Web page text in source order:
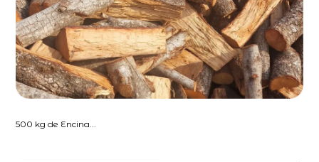
500 kg de Encina...